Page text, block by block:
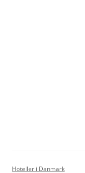
Hoteller i Danmark